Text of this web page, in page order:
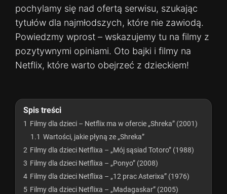
pochylamy się nad ofertą serwisu, szukając
tytułów dla najmłodszych, które nie zawiodą.
Powiedzmy wprost – wskazujemy tu na filmy z
pozytywnymi opiniami. Oto bajki i filmy na
Netflix, które warto obejrzeć z dzieckiem!
Spis treści
1 Filmy dla dzieci – Netflix ma w ofercie „Shreka” (2001)
1.1 Wartości, jakie płyną ze „Shreka”
2 Filmy dla dzieci Netflixa – „Mój sąsiad Totoro” (1988)
3 Filmy dla dzieci Netflixa – „Ponyo” (2008)
4 Filmy dla dzieci Netflixa – „12 prac Asterixa” (1976)
5 Filmy dla dzieci Netflixa – „Madagaskar” (2005)